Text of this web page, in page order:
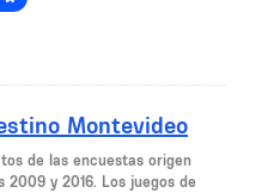
Montevideo
de las encuestas origen
2009 y 2016. Los juegos de